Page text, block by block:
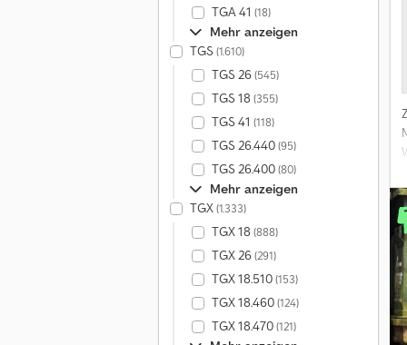
TGA 41 (18)
Mehr anzeigen
TGS (1.610)
TGS 26(545)
TGS 18 (355)
TGS 41 (118)
TGS 26.440(95)
TGS 26.400(80)
Mehr anzeigen
TGX(1.333)
TGX 18 (888)
TGX 26(291)
TGX 18.510(153)
TGX 18.460(124)
TGX 18.470(121)